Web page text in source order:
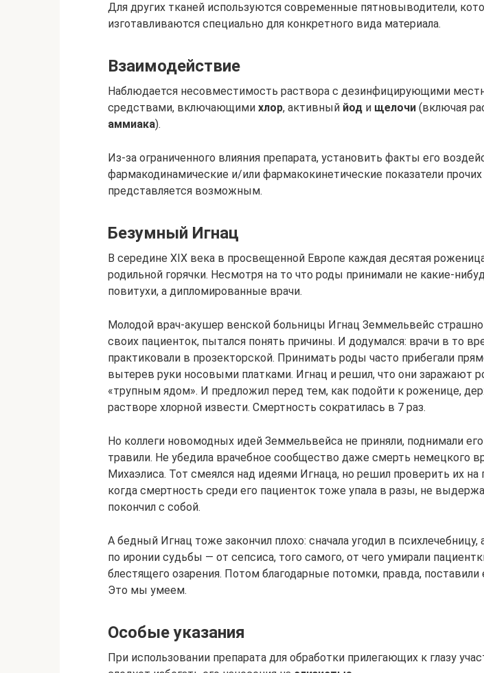
Для других тканей используются современные пятновыводители,
изготавливаются специально для конкретного вида материала.
Взаимодействие
Наблюдается несовместимость раствора с дезинфицирующими
средствами, включающими хлор, активный йод и щелочи (включая
аммиака).
Из-за ограниченного влияния препарата, установить факты его
фармакодинамические и/или фармакокинетические показатели
представляется возможным.
Безумный Игнац
В середине ХIХ века в просвещенной Европе каждая десятая
родильной горячки. Несмотря на то что роды принимали не какие-
повитухи, а дипломированные врачи.
Молодой врач-акушер венской больницы Игнац Земмельвейс
своих пациенток, пытался понять причины. И додумался: врачи в то
практиковали в прозекторской. Принимать роды часто прибегали
вытерев руки носовыми платками. Игнац и решил, что они заражают
«трупным ядом». И предложил перед тем, как подойти к роженице,
растворе хлорной извести. Смертность сократилась в 7 раз.
Но коллеги новомодных идей Земмельвейса не приняли, поднимали
травили. Не убедила врачебное сообщество даже смерть немецкого
Михаэлиса. Тот смеялся над идеями Игнаца, но решил проверить их на
когда смертность среди его пациенток тоже упала в разы, не
покончил с собой.
А бедный Игнац тоже закончил плохо: сначала угодил в психлечебницу,
по иронии судьбы — от сепсиса, того самого, от чего умирали
блестящего озарения. Потом благодарные потомки, правда, поставили
Это мы умеем.
Особые указания
При использовании препарата для обработки прилегающих к глазу